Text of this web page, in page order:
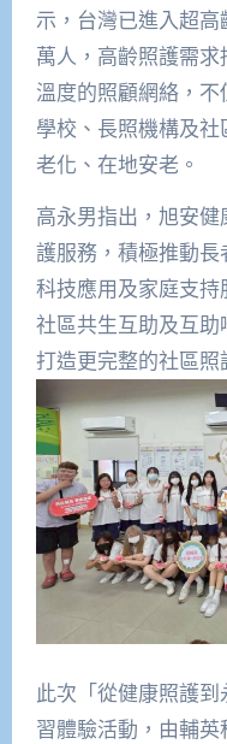
示，台灣已進入超
萬人，高齡照護需
溫度的照顧網絡，
學校、長照機構及
老化、在地安老。
高永男指出，旭安
護服務，積極推動
科技應用及家庭支
社區共生互助及互
打造更完整的社區照
此次「從健康照護
習體驗活動，由輔